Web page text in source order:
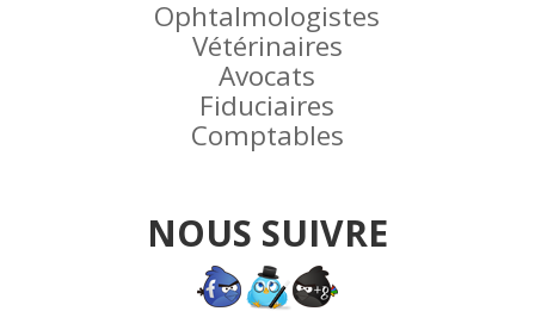
Ophtalmologistes
Vétérinaires
Avocats
Fiduciaires
Comptables
NOUS SUIVRE